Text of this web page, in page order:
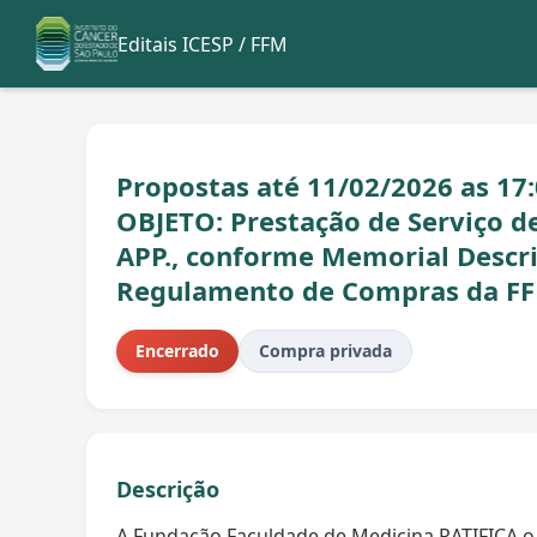
Editais ICESP / FFM
Propostas até 11/02/2026 as
OBJETO: Prestação de Serviço
APP., conforme Memorial
Regulamento de Compras da
Encerrado Compra privada
Descrição